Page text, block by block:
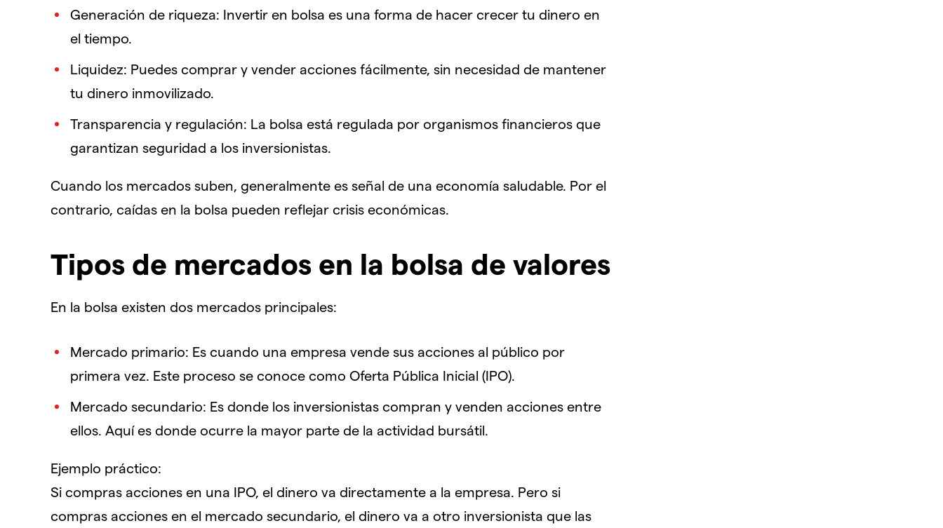
Generación de riqueza: Invertir en bolsa es una forma de hacer crecer tu dinero en
el tiempo.
Liquidez: Puedes comprar y vender acciones fácilmente, sin necesidad de mantener
tu dinero inmovilizado.
Transparencia y regulación: La bolsa está regulada por organismos financieros que
garantizan seguridad a los inversionistas.
Cuando los mercados suben, generalmente es señal de una economía saludable. Por el
contrario, caídas en la bolsa pueden reflejar crisis económicas.
Tipos de mercados en la bolsa de valores
En la bolsa existen dos mercados principales:
Mercado primario: Es cuando una empresa vende sus acciones al público por
primera vez. Este proceso se conoce como Oferta Pública Inicial (IPO).
Mercado secundario: Es donde los inversionistas compran y venden acciones entre
ellos. Aquí es donde ocurre la mayor parte de la actividad bursátil.
Ejemplo práctico:
Si compras acciones en una IPO, el dinero va directamente a la empresa. Pero si
compras acciones en el mercado secundario, el dinero va a otro inversionista que las